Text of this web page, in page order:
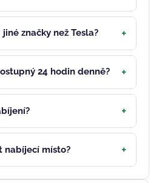
značky než Tesla?
24 hodin denně?
nabíjecí místo?